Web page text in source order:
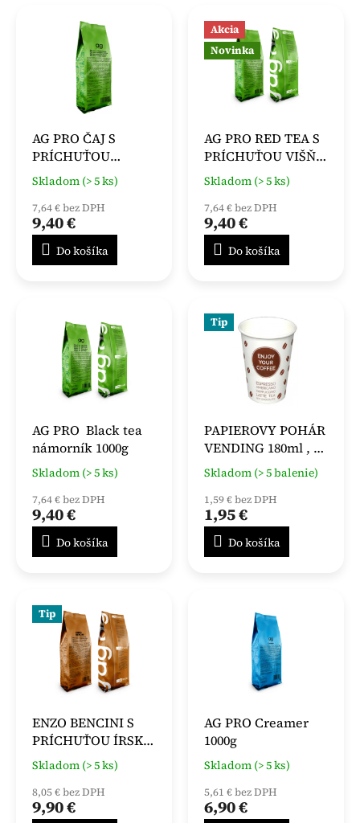
AG PRO ČAJ S
PRÍCHUŤOU
MALINA 1 KG
Skladom (> 5 ks)
7,64 € bez DPH
9,40 €
Do košíka
Akcia
Novinka
AG PRO RED TEA S
PRÍCHUŤOU VIŠŇA
1000g
Skladom (> 5 ks)
7,64 € bez DPH
9,40 €
Do košíka
AG PRO Black tea
námorník 1000g
Skladom (> 5 ks)
7,64 € bez DPH
9,40 €
Do košíka
Tip
PAPIEROVY POHÁR
VENDING 180ml , 50
KS
Skladom (> 5 balenie)
1,59 € bez DPH
1,95 €
Do košíka
Tip
ENZO BENCINI S
PRÍCHUŤOU ÍRSKA
KÁVA 1000g
Skladom (> 5 ks)
8,05 € bez DPH
9,90 €
AG PRO Creamer
1000g
Skladom (> 5 ks)
5,61 € bez DPH
6,90 €